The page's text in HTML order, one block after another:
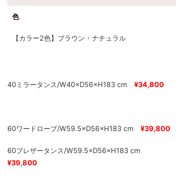
色
【カラー2色】ブラウン・ナチュラル
40ミラータンス/W40×D56×H183 cm ¥34,800
60ワードローブ/W59.5×D56×H183 cm ¥39,800
60ブレザータンス/W59.5×D56×H183 cm
¥39,800